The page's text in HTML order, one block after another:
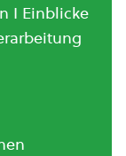
I Einblicke